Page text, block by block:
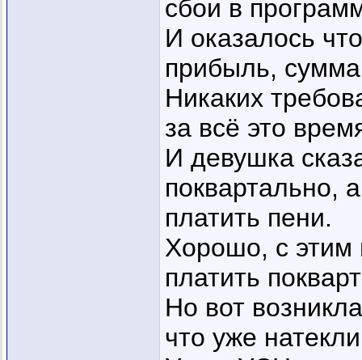
сбои в
И оказалось
прибыль,
Никаких
за всё это
И девушка
поквартально,
платить пени.
Хорошо, с этим
платить
Но вот
что уже